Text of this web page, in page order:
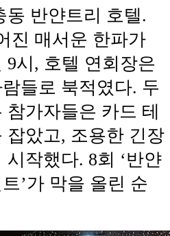
동 반얀트리 호텔.
진 매서운 한파가
9시, 호텔 연회장은
들로 북적였다. 두
가자들은 카드 테
잡았고, 조용한 긴장
작했다. 8회 ‘반얀
’가 막을 올린 순